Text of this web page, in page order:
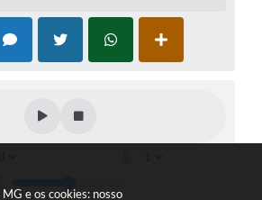
e os cookies: nosso